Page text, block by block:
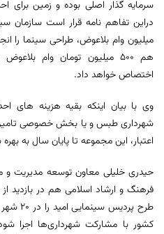
سرمایه گذار اصلی بوده و زمین برای
میلیون وام بلاعوض، طراحی سینما را
هم 500 میلیون تومان وام
اختصاص خواهد داد.
وی با بیان اینکه بقیه هزینه های
شهرداری طبس و یا بخش خصوصی
اعتبار، این مجموعه تا پایان سال به
حیدری خلیلی معاون توسعه مدیریت و
فرهنگ و ارشاد اسلامی هم در بازدید
کشور با مشارکت شهرداری‌ها اجرا